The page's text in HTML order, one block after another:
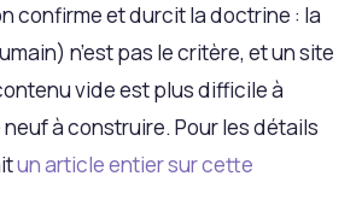
confirme et durcit la doctrine : la
n’est pas le critère, et un site
vide est plus difficile à
neuf à construire. Pour les détails
un article entier sur cette